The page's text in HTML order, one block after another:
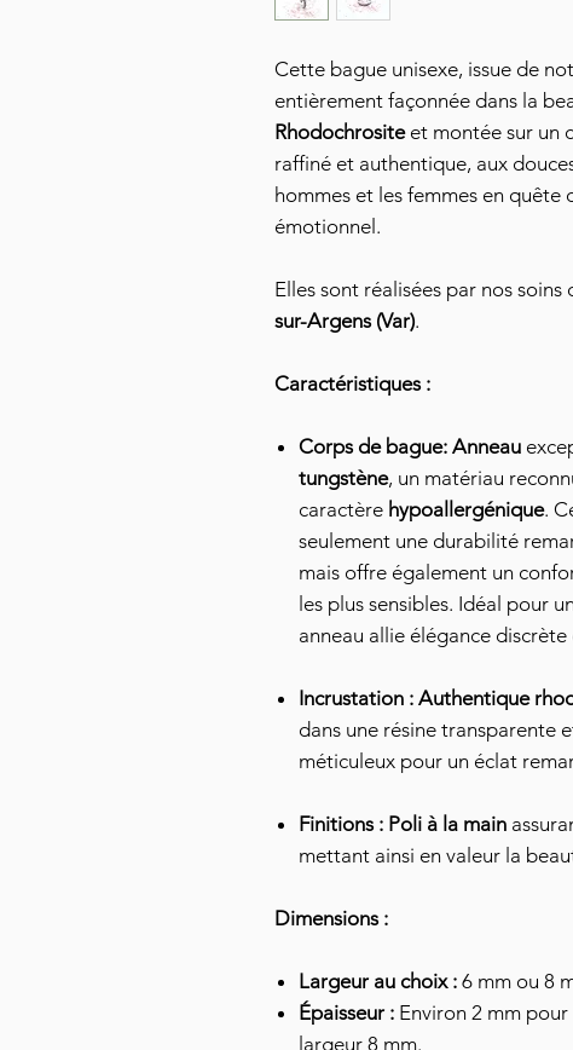
Cette bague unisexe, issue de
entièrement façonnée dans la
Rhodochrositeet montée sur un
raffiné et authentique, aux
hommes et les femmes en
émotionnel.
Elles sont réalisées par nos
sur-Argens (Var).
Caractéristiques :
Corps de bague: Anneau
tungstène, un matériau
caractère hypoallergénique.
seulement une durabilité
mais offre également un
les plus sensibles. Idéal pour
anneau allie élégance
Incrustation : Authentique
dans une résine transparente
méticuleux pour un éclat
Finitions : Poli à la main
mettant ainsi en valeur la
Dimensions :
Largeur au choix : 6 mm ou 8
Épaisseur : Environ 2 mm
largeur 8 mm.